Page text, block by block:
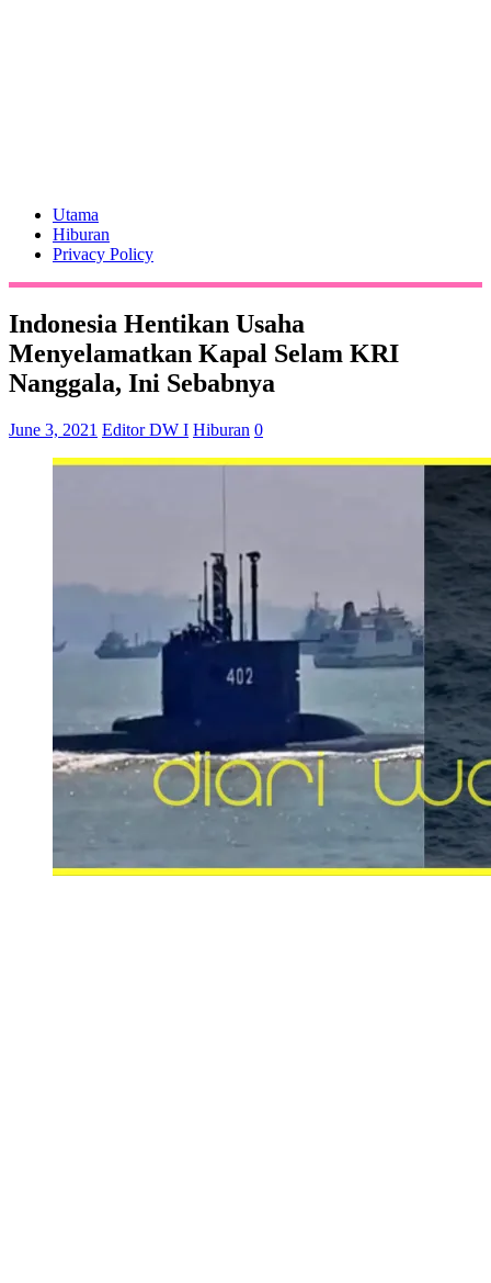
Utama
Hiburan
Privacy Policy
Indonesia Hentikan Usaha
Menyelamatkan Kapal Selam KRI
Nanggala, Ini Sebabnya
June 3, 2021 Editor DW I Hiburan 0